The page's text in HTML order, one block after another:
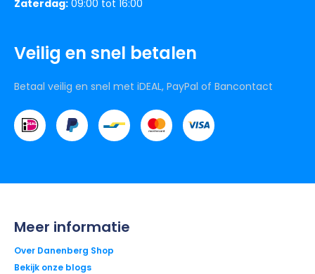
Zaterdag: 09:00 tot 16:00
Veilig en snel betalen
Betaal veilig en snel met iDEAL, PayPal of Bancontact
Meer informatie
Over Danenberg Shop
Bekijk onze blogs